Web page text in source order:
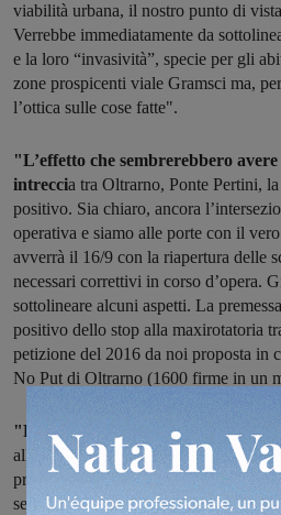
viabilità urbana, il nostro punto di
Verrebbe immediatamente da
e la loro “invasività”, specie per gli
zone prospicenti viale Gramsci ma,
l’ottica sulle cose fatte".
"L’effetto che sembrerebbero
intreccia tra Oltrarno, Ponte Pertini,
positivo. Sia chiaro, ancora
operativa e siamo alle porte con il
avverrà il 16/9 con la riapertura delle
necessari correttivi in corso d’opera.
sottolineare alcuni aspetti. La
positivo dello stop alla maxirotatoria
petizione del 2016 da noi proposta in
No Put di Oltrarno (1600 firme in un
"Poi un aspetto di merito:
all’altezza dell’innesto viale Gramsci-
proposta proprio con quella
semaforico che altrimenti sarebbe